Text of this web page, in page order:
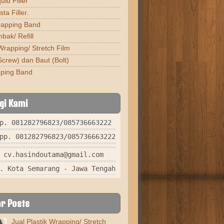
Filler.
Band
Refill
Stretch Film
dan Baut (Bolt)
Band
Kami
081282796823/085736663222
081282796823/085736663222
Kota Semarang - Jawa Tengah
Posts
Jual Plastik Wrapping/ Stretch